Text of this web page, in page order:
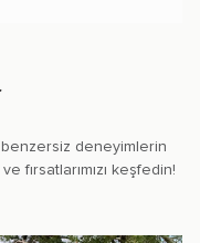
deneyimlerin
fırsatlarımızı keşfedin!